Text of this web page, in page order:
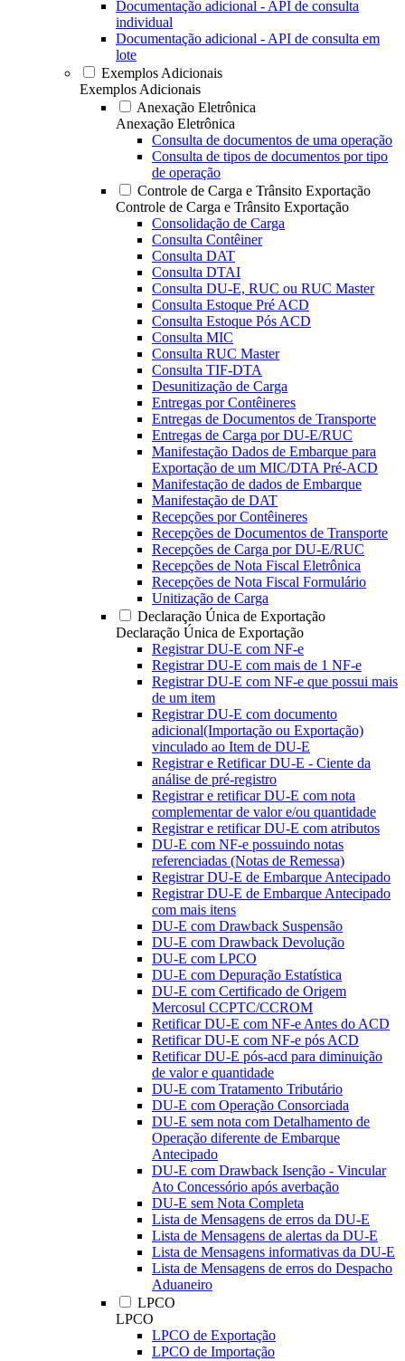
Documentação adicional - API de consulta
individual
Documentação adicional - API de consulta em
lote
Exemplos Adicionais
Exemplos Adicionais
Anexação Eletrônica
Anexação Eletrônica
Consulta de documentos de uma operação
Consulta de tipos de documentos por tipo
de operação
Controle de Carga e Trânsito Exportação
Controle de Carga e Trânsito Exportação
Consolidação de Carga
Consulta Contêiner
Consulta DAT
Consulta DTAI
Consulta DU-E, RUC ou RUC Master
Consulta Estoque Pré ACD
Consulta Estoque Pós ACD
Consulta MIC
Consulta RUC Master
Consulta TIF-DTA
Desunitização de Carga
Entregas por Contêineres
Entregas de Documentos de Transporte
Entregas de Carga por DU-E/RUC
Manifestação Dados de Embarque para
Exportação de um MIC/DTA Pré-ACD
Manifestação de dados de Embarque
Manifestação de DAT
Recepções por Contêineres
Recepções de Documentos de Transporte
Recepções de Carga por DU-E/RUC
Recepções de Nota Fiscal Eletrônica
Recepções de Nota Fiscal Formulário
Unitização de Carga
Declaração Única de Exportação
Declaração Única de Exportação
Registrar DU-E com NF-e
Registrar DU-E com mais de 1 NF-e
Registrar DU-E com NF-e que possui mais
de um item
Registrar DU-E com documento
adicional(Importação ou Exportação)
vinculado ao Item de DU-E
Registrar e Retificar DU-E - Ciente da
análise de pré-registro
Registrar e retificar DU-E com nota
complementar de valor e/ou quantidade
Registrar e retificar DU-E com atributos
DU-E com NF-e possuindo notas
referenciadas (Notas de Remessa)
Registrar DU-E de Embarque Antecipado
Registrar DU-E de Embarque Antecipado
com mais itens
DU-E com Drawback Suspensão
DU-E com Drawback Devolução
DU-E com LPCO
DU-E com Depuração Estatística
DU-E com Certificado de Origem
Mercosul CCPTC/CCROM
Retificar DU-E com NF-e Antes do ACD
Retificar DU-E com NF-e pós ACD
Retificar DU-E pós-acd para diminuição
de valor e quantidade
DU-E com Tratamento Tributário
DU-E com Operação Consorciada
DU-E sem nota com Detalhamento de
Operação diferente de Embarque
Antecipado
DU-E com Drawback Isenção - Vincular
Ato Concessório após averbação
DU-E sem Nota Completa
Lista de Mensagens de erros da DU-E
Lista de Mensagens de alertas da DU-E
Lista de Mensagens informativas da DU-E
Lista de Mensagens de erros do Despacho
Aduaneiro
LPCO
LPCO
LPCO de Exportação
LPCO de Importação